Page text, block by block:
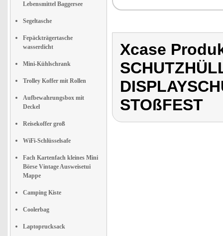
Lebensmittel Baggersee
Segeltasche
Fepäckträgertasche
wasserdicht
Mini-Kühlschrank
Trolley Koffer mit Rollen
Aufbewahrungsbox mit
Deckel
Reisekoffer groß
WiFi-Schlüsselsafe
Fach Kartenfach kleines Mini
Börse Vintage Ausweisetui
Mappe
Camping Kiste
Coolerbag
Laptoprucksack
Xcase
STOßFEST